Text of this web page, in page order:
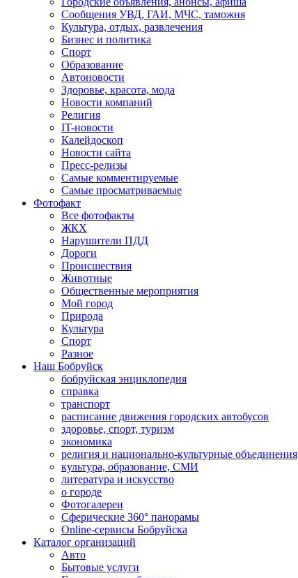
Сообщения УВД, ГАИ, МЧС, таможня
Культура, отдых, развлечения
Бизнес и политика
Спорт
Образование
Автоновости
Здоровье, красота, мода
Новости компаний
Религия
IT-новости
Калейдоскоп
Новости сайта
Пресс-релизы
Самые комментируемые
Самые просматриваемые
Фотофакт
Все фотофакты
ЖКХ
Нарушители ПДД
Дороги
Происшествия
Животные
Общественные мероприятия
Мой город
Природа
Культура
Спорт
Разное
Наш Бобруйск
бобруйская энциклопедия
справка
транспорт
расписание движения городских автобусов
здоровье, спорт, туризм
экономика
религия и национально-культурные объединения
культура, образование, СМИ
литература и искусство
о городе
Фотогалереи
Сферические 360° панорамы
Online-сервисы Бобруйска
Каталог организаций
Авто
Бытовые услуги